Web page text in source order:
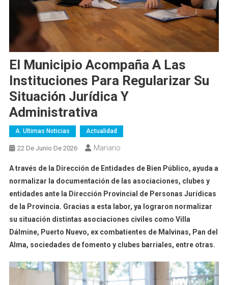
El Municipio Acompaña A Las
Instituciones Para Regularizar Su
Situación Jurídica Y
Administrativa
A. Ultimas Noticias Actualidad
22 De Junio De 2026 Mariano
A través de la Dirección de Entidades de Bien Público, ayuda a
normalizar la documentación de las asociaciones, clubes y
entidades ante la Dirección Provincial de Personas Jurídicas
de la Provincia. Gracias a esta labor, ya lograron normalizar
su situación distintas asociaciones civiles como Villa
Dálmine, Puerto Nuevo, ex combatientes de Malvinas, Pan del
Alma, sociedades de fomento y clubes barriales, entre otras.